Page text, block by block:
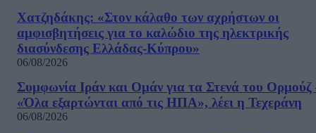
Χατζηδάκης: «Στον κάλαθο των αχρήστων οι
αμφισβητήσεις για το καλώδιο της ηλεκτρικής
διασύνδεσης Ελλάδας-Κύπρου»
06/08/2026
Συμφωνία Ιράν και Ομάν για τα Στενά του Ορμούζ
«Όλα εξαρτώνται από τις ΗΠΑ», λέει η Τεχεράνη
06/08/2026